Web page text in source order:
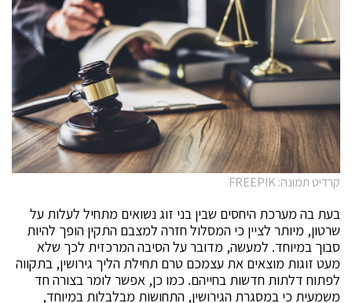
קרדיט תמונה: FREEPIK
בעת בה מערכת היחסים שבין בני זוג נשואים מתחיל לעלות על
שרטון, מיותר לציין כי המסלול חזרה למצבם התקין הופך להיות
סבוך במיוחד. למעשה, מדובר על הסיבה המרכזית לכך שלא
מעט זוגות מוצאים את עצמכם טרם תחילת הליך גירושין, בתקווה
לפתוח דלתות חדשות בחייהם. כמו כן, אפשר לומר בצורה חד
משמעית כי במסגרת הגירושין, התחושות מבלבלות במיוחד,